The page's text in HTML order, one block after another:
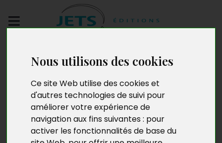
Nous utilisons des cookies
Ce site Web utilise des cookies et
d'autres technologies de suivi pour
améliorer votre expérience de
navigation aux fins suivantes : pour
activer les fonctionnalités de base du
manuscrit
Chroniques d’un
psychopitre